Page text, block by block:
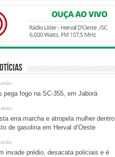
pega fogo na SC-355, em Jaborá
erra marcha e atropela mulher dentro
de gasolina em Herval d’Oeste
invade prédio, desacata policiais e é